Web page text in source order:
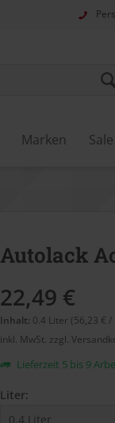
Marken
Autolack
22,49 €
Inhalt: 0.4 Liter (56,23 € /
inkl. MwSt. zzgl.
Lieferzeit 5 bis 9
Liter: